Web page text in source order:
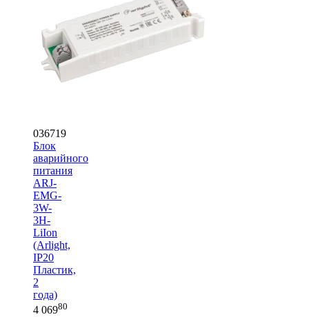
036719
Блок
аварийного
питания
ARJ-
EMG-
3W-
3H-
LiIon
(Arlight,
IP20
Пластик,
2
года)
4 06980